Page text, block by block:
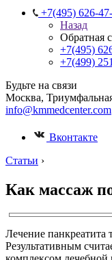
+7(495) 626-
Назад
Обратная
+7(495)
+7(499)
Будьте на связи
Москва,
info@kmmedcenter.com
Вконтакте
Статьи ›
Как массаж
Лечение панкреатита
Результативным